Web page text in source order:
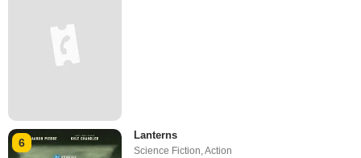
6
Lanterns
Science Fiction,Action